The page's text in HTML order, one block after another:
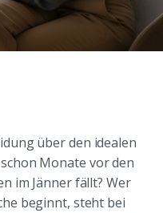
über den idealen
Monate vor den
im Jänner fällt? Wer
beginnt, steht bei